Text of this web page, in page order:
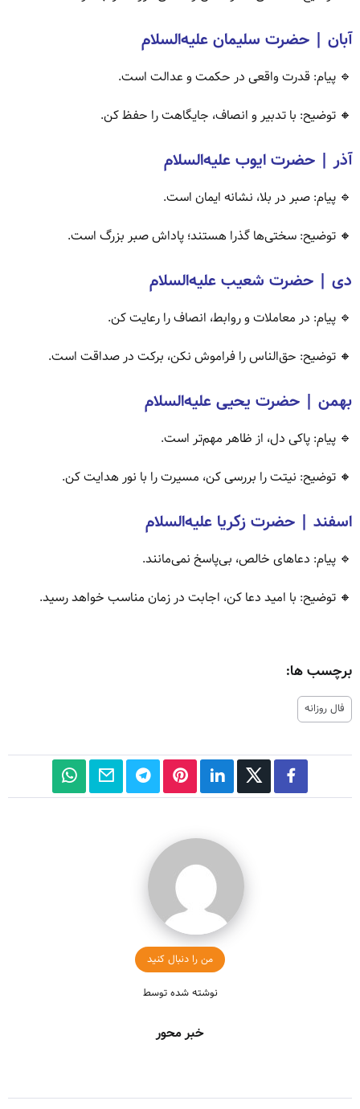
آبان | حضرت سلیمان علیه‌السلام
🔹 پیام: قدرت واقعی در حکمت و عدالت است.
🔸 توضیح: با تدبیر و انصاف، جایگاهت را حفظ کن.
آذر | حضرت ایوب علیه‌السلام
🔹 پیام: صبر در بلا، نشانه ایمان است.
🔸 توضیح: سختی‌ها گذرا هستند؛ پاداش صبر بزرگ است.
دی | حضرت شعیب علیه‌السلام
🔹 پیام: در معاملات و روابط، انصاف را رعایت کن.
🔸 توضیح: حق‌الناس را فراموش نکن، برکت در صداقت است.
بهمن | حضرت یحیی علیه‌السلام
🔹 پیام: پاکی دل، از ظاهر مهم‌تر است.
🔸 توضیح: نیتت را بررسی کن، مسیرت را با نور هدایت کن.
اسفند | حضرت زکریا علیه‌السلام
🔹 پیام: دعاهای خالص، بی‌پاسخ نمی‌مانند.
🔸 توضیح: با امید دعا کن، اجابت در زمان مناسب خواهد رسید.
برچسب ها:
فال روزانه
من را دنبال کنید
نوشته شده توسط
خبر محور